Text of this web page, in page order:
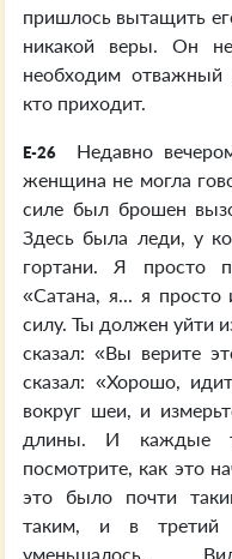
пришлось вытащить
никакой веры. Он
необходим
кто приходит.
E-26
Недавно
женщина не могла
силе был брошен
Здесь была леди, у
гортани. Я просто
«Сатана, я... я
силу. Ты должен уйти
сказал: «Вы верите
сказал: «Хорошо,
вокруг шеи, и
длины. И каждые
посмотрите, как это
это было почти
таким, и в третий
уменьшалось.